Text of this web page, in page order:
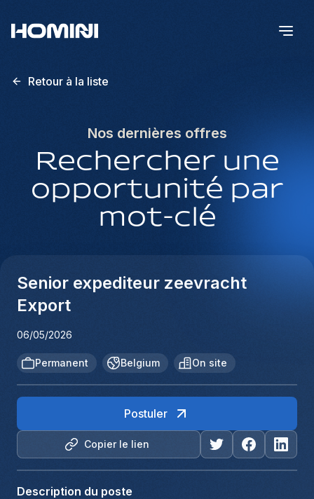
Retour à la liste
Nos dernières offres
Rechercher une
opportunité par
mot-clé
Senior expediteur zeevracht
Export
06/05/2026
Permanent Belgium On site
Copier le lien
Postuler
Description du poste